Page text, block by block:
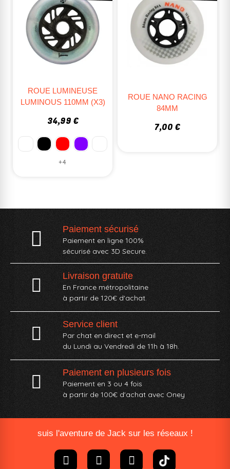
ROUE LUMINEUSE
LUMINOUS 110MM (X3)
34,99 €
+4
ROUE NANO RACING
84MM
7,00 €
Paiement sécurisé
Paiement en ligne 100%
sécurisé avec 3D Secure.
Livraison gratuite
En France métropolitaine
à partir de 120€ d'achat.
Service client
Par chat en direct et e-mail
du Lundi au Vendredi de 11h à 18h.
Paiement en plusieurs fois
Paiement en 3 ou 4 fois
à partir de 100€ d'achat avec Oney​
suis l'aventure de Jack sur les réseaux !